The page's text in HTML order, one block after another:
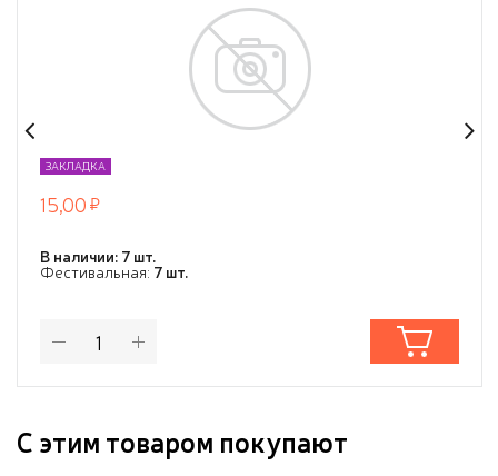
ЗАКЛАДКА
15,00
В наличии: 7 шт.
Фестивальная: 7 шт.
С этим товаром покупают